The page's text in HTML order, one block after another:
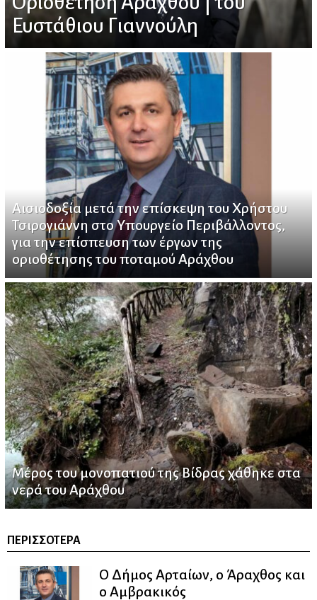
Ευστάθιου Γιαννούλη
Αισιοδοξία μετά την επίσκεψη του Χρήστου
Τσιρογιάννη στο Υπουργείο Περιβάλλοντος,
για την επίσπευση των έργων της
οριοθέτησης του ποταμού Αράχθου
Μέρος του μονοπατιού της Βίδρας χάθηκε στα
νερά του Αράχθου
ΠΕΡΙΣΣΌΤΕΡΑ
Ο Δήμος Αρταίων, ο Άραχθος και
ο Αμβρακικός